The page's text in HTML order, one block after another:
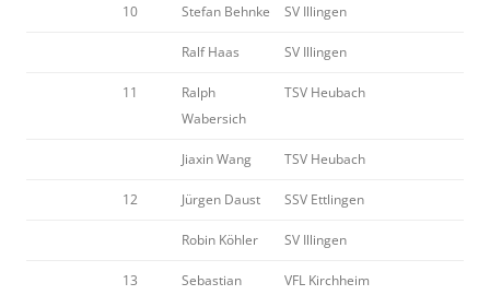
10 Stefan Behnke SV Illingen
Ralf Haas SV Illingen
11
Ralph
Wabersich
TSV Heubach
Jiaxin Wang TSV Heubach
12 Jürgen Daust SSV Ettlingen
Robin Köhler SV Illingen
13
Sebastian
VFL Kirchheim